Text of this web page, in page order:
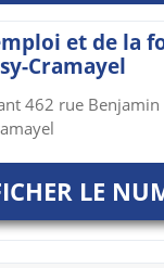
et de la
Cramayel
462 rue Benjamin
LE